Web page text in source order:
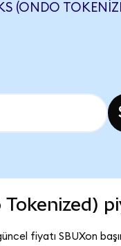
(ONDO
fiyatı SBUXon